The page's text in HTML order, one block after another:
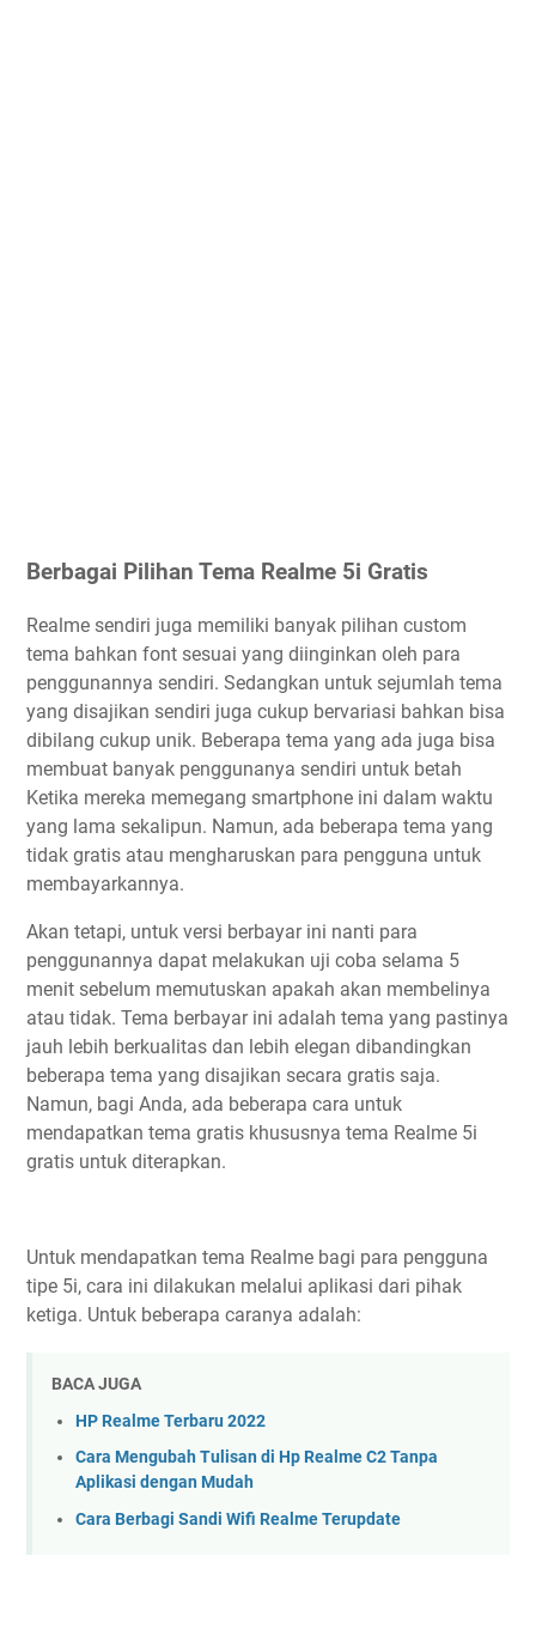
Berbagai Pilihan Tema Realme 5i Gratis
Realme sendiri juga memiliki banyak pilihan custom
tema bahkan font sesuai yang diinginkan oleh para
penggunannya sendiri. Sedangkan untuk sejumlah tema
yang disajikan sendiri juga cukup bervariasi bahkan bisa
dibilang cukup unik. Beberapa tema yang ada juga bisa
membuat banyak penggunanya sendiri untuk betah
Ketika mereka memegang smartphone ini dalam waktu
yang lama sekalipun. Namun, ada beberapa tema yang
tidak gratis atau mengharuskan para pengguna untuk
membayarkannya.
Akan tetapi, untuk versi berbayar ini nanti para
penggunannya dapat melakukan uji coba selama 5
menit sebelum memutuskan apakah akan membelinya
atau tidak. Tema berbayar ini adalah tema yang pastinya
jauh lebih berkualitas dan lebih elegan dibandingkan
beberapa tema yang disajikan secara gratis saja.
Namun, bagi Anda, ada beberapa cara untuk
mendapatkan tema gratis khususnya tema Realme 5i
gratis untuk diterapkan.
Untuk mendapatkan tema Realme bagi para pengguna
tipe 5i, cara ini dilakukan melalui aplikasi dari pihak
ketiga. Untuk beberapa caranya adalah:
BACA JUGA
HP Realme Terbaru 2022
Cara Mengubah Tulisan di Hp Realme C2 Tanpa
Aplikasi dengan Mudah
Cara Berbagi Sandi Wifi Realme Terupdate